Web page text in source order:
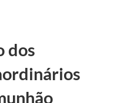
dos